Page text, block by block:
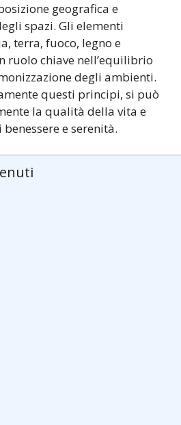
geografica e
spazi. Gli elementi
terra, fuoco, legno e
ruolo chiave nell’equilibrio
degli ambienti.
questi principi, si può
la qualità della vita e
e serenità.